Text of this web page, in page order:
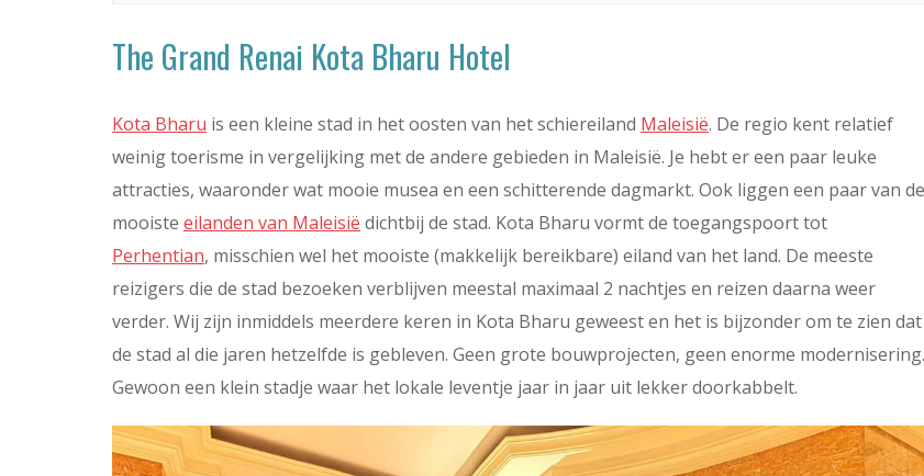
The Grand Renai Kota Bharu Hotel
Kota Bharu is een kleine stad in het oosten van het schiereiland Maleisië. De regio kent relatief
weinig toerisme in vergelijking met de andere gebieden in Maleisië. Je hebt er een paar leuke
attracties, waaronder wat mooie musea en een schitterende dagmarkt. Ook liggen een paar van de
mooiste eilanden van Maleisië dichtbij de stad. Kota Bharu vormt de toegangspoort tot
Perhentian, misschien wel het mooiste (makkelijk bereikbare) eiland van het land. De meeste
reizigers die de stad bezoeken verblijven meestal maximaal 2 nachtjes en reizen daarna weer
verder. Wij zijn inmiddels meerdere keren in Kota Bharu geweest en het is bijzonder om te zien dat
de stad al die jaren hetzelfde is gebleven. Geen grote bouwprojecten, geen enorme modernisering.
Gewoon een klein stadje waar het lokale leventje jaar in jaar uit lekker doorkabbelt.